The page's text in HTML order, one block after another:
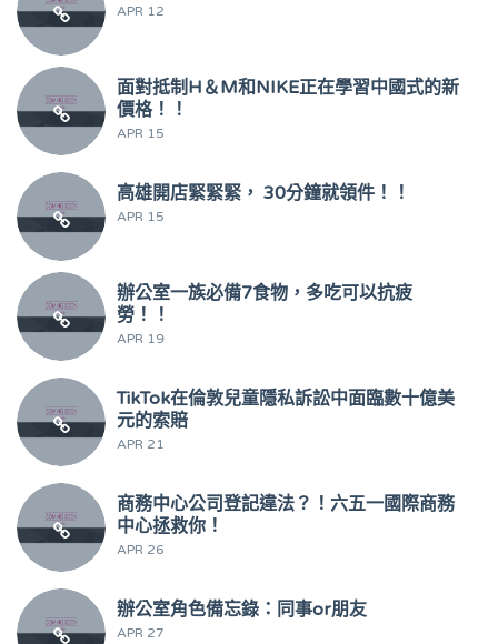
APR 12
面對抵制H＆M和NIKE正在學習中國式的新
價格！！
APR 15
高雄開店緊緊緊， 30分鐘就領件！！
APR 15
辦公室一族必備7食物，多吃可以抗疲
勞！！
APR 19
TikTok在倫敦兒童隱私訴訟中面臨數十億美
元的索賠
APR 21
商務中心公司登記違法？！六五一國際商務
中心拯救你！
APR 26
辦公室角色備忘錄：同事or朋友
APR 27